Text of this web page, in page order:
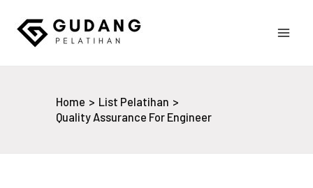
content
Home
List Pelatihan
Quality Assurance For Engineer